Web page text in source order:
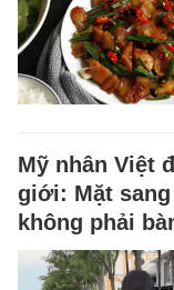
Mỹ nhân Việt
giới: Mặt
không phải